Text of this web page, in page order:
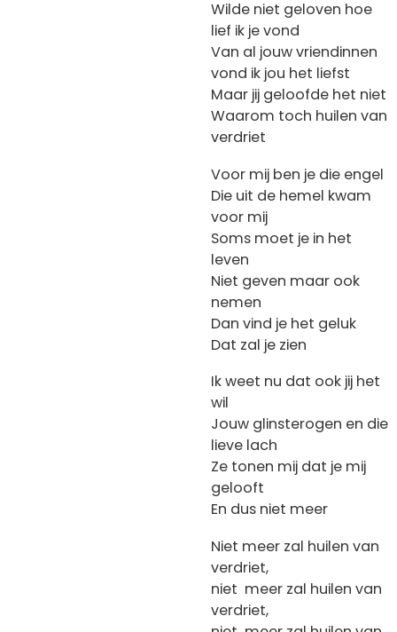
Wilde niet geloven hoe
lief ik je vond
Van al jouw vriendinnen
vond ik jou het liefst
Maar jij geloofde het niet
Waarom toch huilen van
verdriet
Voor mij ben je die engel
Die uit de hemel kwam
voor mij
Soms moet je in het
leven
Niet geven maar ook
nemen
Dan vind je het geluk
Dat zal je zien
Ik weet nu dat ook jij het
wil
Jouw glinsterogen en die
lieve lach
Ze tonen mij dat je mij
gelooft
En dus niet meer
Niet meer zal huilen van
verdriet,
niet meer zal huilen van
verdriet,